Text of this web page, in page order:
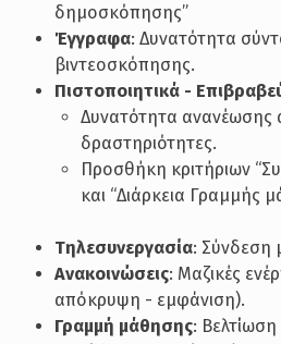
δημοσκόπησης”
Έγγραφα: Δυνατότητα
βιντεοσκόπησης.
Πιστοποιητικά -
Δυνατότητα ανανέωσης
δραστηριότητες.
Προσθήκη κριτήριων
και “Διάρκεια Γραμμής
Τηλεσυνεργασία: Σύνδεση
Ανακοινώσεις: Μαζικές
απόκρυψη - εμφάνιση).
Γραμμή μάθησης: